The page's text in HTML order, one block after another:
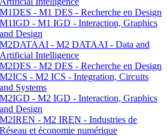
M1DES - M1 DES - Recherche en Design
M1IGD - M1 IGD - Interaction, Graphics
and Design
M2DATAAI - M2 DATAAI - Data and
Artificial Intelligence
M2DES - M2 DES - Recherche en Design
M2ICS - M2 ICS - Integration, Circuits
and Systems
M2IGD - M2 IGD - Interaction, Graphics
and Design
M2IREN - M2 IREN - Industries de
Réseau et économie numérique